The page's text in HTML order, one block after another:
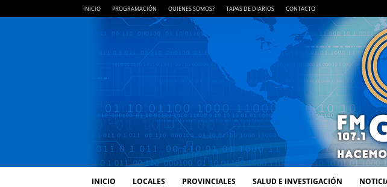
INICIO PROGRAMACIÓN QUIENES SOMOS? TAPAS DE DIARIOS CONTACTO
INICIO LOCALES PROVINCIALES SALUD E INVESTIGACIÓN